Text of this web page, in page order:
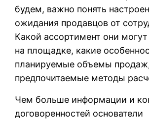
будем, важно понять
ожидания продавцов от
Какой ассортимент они
на площадке, какие
планируемые объемы
предпочитаемые методы
Чем больше информации и
договоренностей основатели